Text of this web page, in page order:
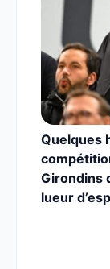
Quelques
Girondins
lueur